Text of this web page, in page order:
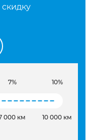
7% 10%
000 км 10 000 км